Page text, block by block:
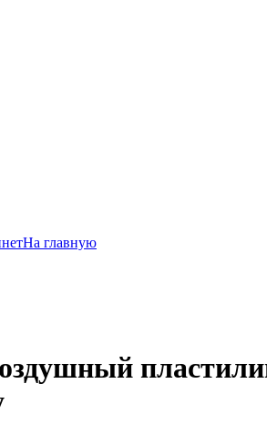
На главную